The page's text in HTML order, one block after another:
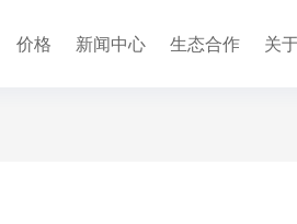
价格 新闻中心 生态合作 关